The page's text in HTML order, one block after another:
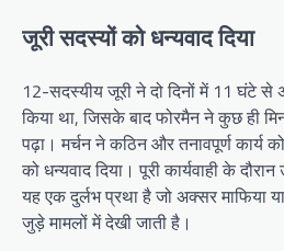
जूरी सदस्यों को धन्यवाद दिया
12-सदस्यीय जूरी ने दो दिनों में 11 घंटे से
किया था, जिसके बाद फोरमैन ने कुछ ही
पढ़ा। मर्चन ने कठिन और तनावपूर्ण कार्य
को धन्यवाद दिया। पूरी कार्यवाही के
यह एक दुर्लभ प्रथा है जो अक्सर माफिया
जुड़े मामलों में देखी जाती है।